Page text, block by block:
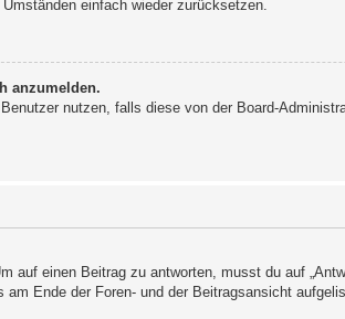
einfach wieder zurücksetzen.
anzumelden.
nutzen, falls diese von der Board-
auf einen Beitrag zu antworten, musst du auf
Ende der Foren- und der Beitragsansicht